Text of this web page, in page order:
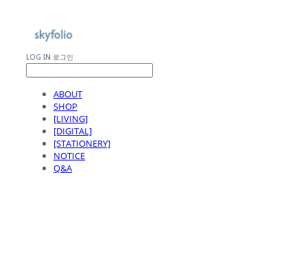
LOG IN 로그인
ABOUT
SHOP
[LIVING]
[DIGITAL]
[STATIONERY]
NOTICE
Q&A